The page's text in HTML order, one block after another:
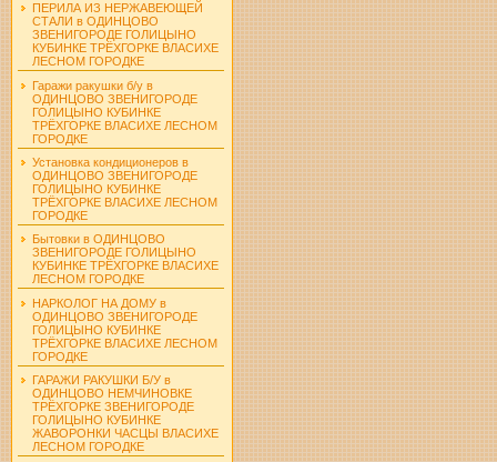
ПЕРИЛА ИЗ НЕРЖАВЕЮЩЕЙ
СТАЛИ в ОДИНЦОВО
ЗВЕНИГОРОДЕ ГОЛИЦЫНО
КУБИНКЕ ТРЁХГОРКЕ ВЛАСИХЕ
ЛЕСНОМ ГОРОДКЕ
Гаражи ракушки б/у в
ОДИНЦОВО ЗВЕНИГОРОДЕ
ГОЛИЦЫНО КУБИНКЕ
ТРЁХГОРКЕ ВЛАСИХЕ ЛЕСНОМ
ГОРОДКЕ
Установка кондиционеров в
ОДИНЦОВО ЗВЕНИГОРОДЕ
ГОЛИЦЫНО КУБИНКЕ
ТРЁХГОРКЕ ВЛАСИХЕ ЛЕСНОМ
ГОРОДКЕ
Бытовки в ОДИНЦОВО
ЗВЕНИГОРОДЕ ГОЛИЦЫНО
КУБИНКЕ ТРЁХГОРКЕ ВЛАСИХЕ
ЛЕСНОМ ГОРОДКЕ
НАРКОЛОГ НА ДОМУ в
ОДИНЦОВО ЗВЕНИГОРОДЕ
ГОЛИЦЫНО КУБИНКЕ
ТРЁХГОРКЕ ВЛАСИХЕ ЛЕСНОМ
ГОРОДКЕ
ГАРАЖИ РАКУШКИ Б/У в
ОДИНЦОВО НЕМЧИНОВКЕ
ТРЁХГОРКЕ ЗВЕНИГОРОДЕ
ГОЛИЦЫНО КУБИНКЕ
ЖАВОРОНКИ ЧАСЦЫ ВЛАСИХЕ
ЛЕСНОМ ГОРОДКЕ